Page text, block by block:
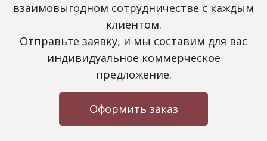
взаимовыгодном сотрудничестве с каждым
клиентом.
Отправьте заявку, и мы составим для вас
индивидуальное коммерческое
предложение.
Оформить заказ